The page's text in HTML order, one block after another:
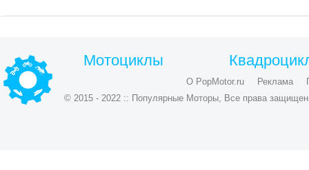
Мотоциклы
О PopMotor.ru Реклама
© 2015 - 2022 :: Популярные Моторы, Все права